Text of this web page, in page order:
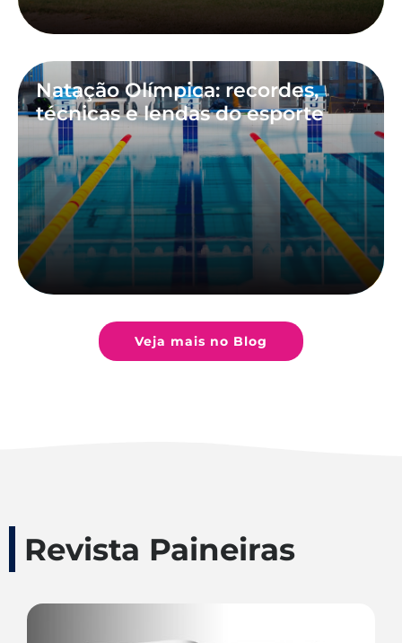
Natação Olímpica: recordes,
técnicas e lendas do esporte
Veja mais no Blog
Revista Paineiras